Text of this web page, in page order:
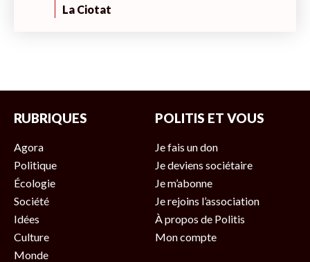
La Ciotat
RUBRIQUES
Agora
Politique
Écologie
Société
Idées
Culture
Monde
POLITIS ET VOUS
Je fais un don
Je deviens sociétaire
Je m’abonne
Je rejoins l’association
À propos de Politis
Mon compte